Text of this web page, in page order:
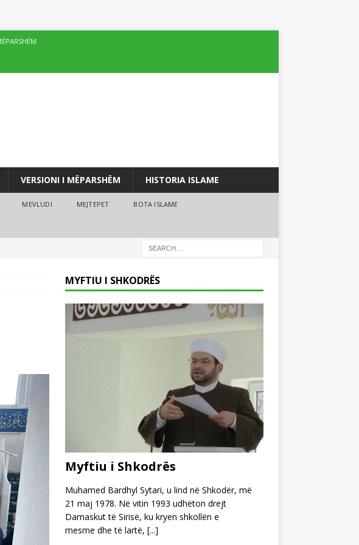
VERSIONI I MËPARSHËM HISTORIA ISLAME
MEVLUDI MEJTEPET BOTA ISLAME
fesë!
MYFTIU I SHKODRËS
Myftiu i Shkodrës
Muhamed Bardhyl Sytari, u lind në Shkodër, më
21 maj 1978. Në vitin 1993 udhëton drejt
Damaskut të Sirisë, ku kryen shkollën e
mesme dhe të lartë, [...]